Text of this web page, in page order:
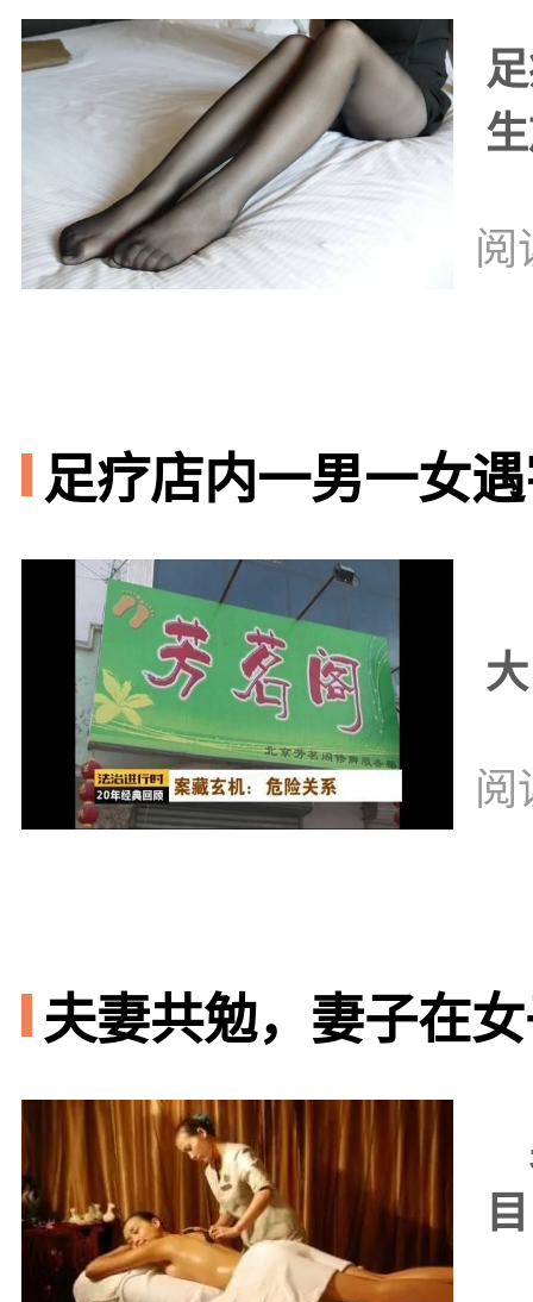
阅
足疗店内一男一女
阅
夫妻共勉，妻子在